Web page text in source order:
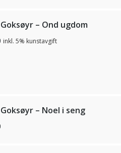
– Ond ugdom
inkl. 5% kunstavgift
– Noel i seng